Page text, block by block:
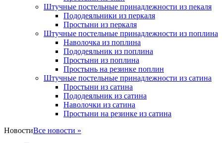
Штучные постельные принадлежности из пекаля
Пододеяльники из перкаля
Простыни из перкаля
Штучные постельные принадлежности из поплина
Наволочка из поплина
Пододеяльник из поплина
Простыни из поплина
Простынь на резинке поплин
Штучные постельные принадлежности из сатина
Простыни из сатина
Пододеяльник из сатина
Наволочки из сатина
Простыни на резинке из сатина
НовостиВсе новости »